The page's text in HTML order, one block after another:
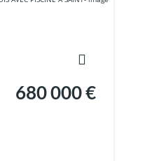
680 000 €